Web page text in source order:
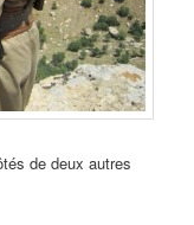
de deux autres